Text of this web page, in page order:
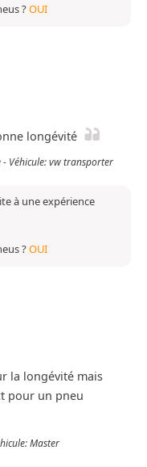
?OUI
longévité
Véhicule: vw transporter
à une expérience
?OUI
la longévité mais
pour un pneu
Master